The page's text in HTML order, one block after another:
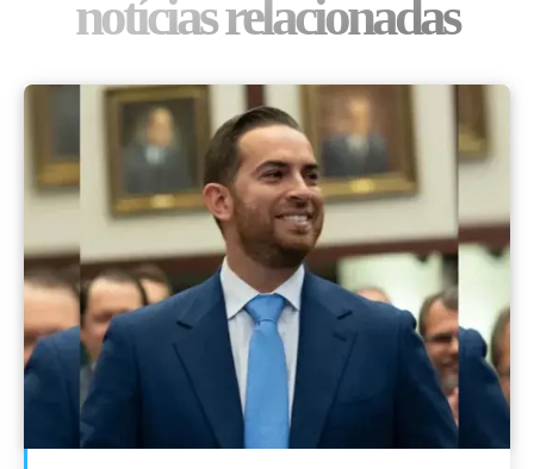
notícias relacionadas